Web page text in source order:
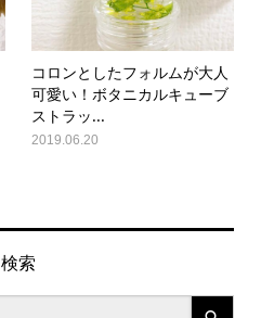
コロンとしたフォルムが大人
可愛い！ボタニカルキューブ
ストラッ...
2019.06.20
検索